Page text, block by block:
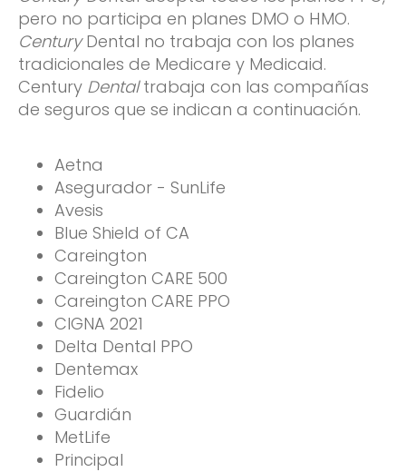
pero no participa en planes DMO o HMO.
CenturyDental no trabaja con los planes
tradicionales de Medicare y Medicaid.
Century Dentaltrabaja con las compañías
de seguros que se indican a continuación.
Aetna
Asegurador - SunLife
Avesis
Blue Shield of CA
Careington
Careington CARE 500
Careington CARE PPO
CIGNA 2021
Delta Dental PPO
Dentemax
Fidelio
Guardián
MetLife
Principal